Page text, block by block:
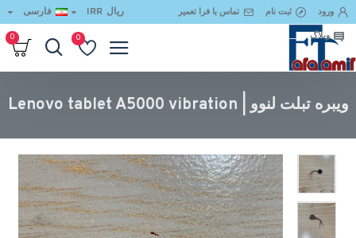
ورود ثبت نام تماس با فرا تعمیر
وبلاگ
ریال IRR فارسی
0
0
ویبره تبلت لنوو | Lenovo tablet A5000 vibration